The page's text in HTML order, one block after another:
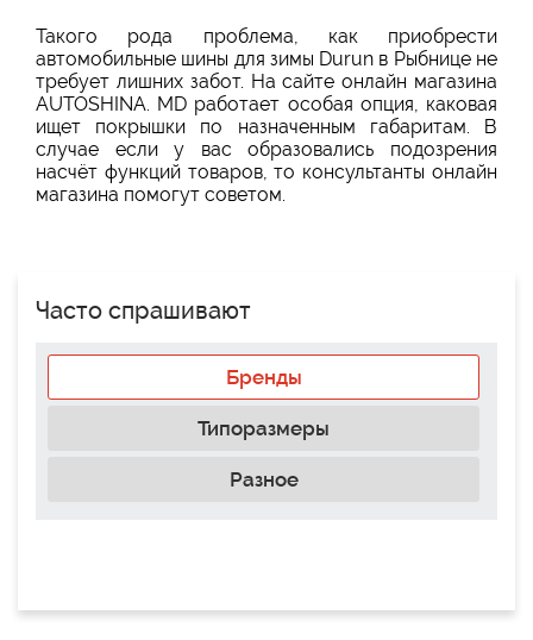
Такого рода проблема, как приобрести
автомобильные шины для зимы Durun в Рыбнице не
требует лишних забот. На сайте онлайн магазина
AUTOSHINA. MD работает особая опция, каковая
ищет покрышки по назначенным габаритам. В
случае если у вас образовались подозрения
насчёт функций товаров, то консультанты онлайн
магазина помогут советом.
Часто спрашивают
Бренды
Типоразмеры
Разное